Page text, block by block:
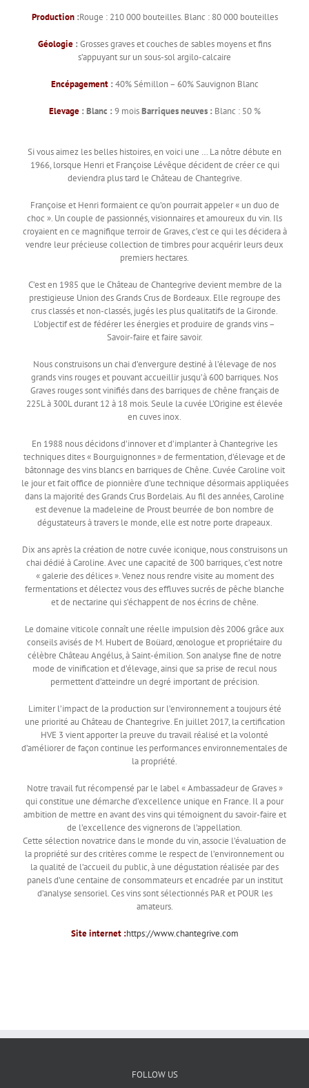
Production:Rouge : 210 000 bouteilles. Blanc : 80 000 bouteilles
Géologie : Grosses graves et couches de sables moyens et fins
s’appuyant sur un sous-sol argilo-calcaire
Encépagement: 40% Sémillon – 60% Sauvignon Blanc
Elevage: Blanc : 9 moisBarriques neuves : Blanc : 50 %
Si vous aimez les belles histoires, en voici une … La nôtre débute en
1966, lorsque Henri et Françoise Lévêque décident de créer ce qui
deviendra plus tard le Château de Chantegrive.
Françoise et Henri formaient ce qu’on pourrait appeler « un duo de
choc ». Un couple de passionnés, visionnaires et amoureux du vin. Ils
croyaient en ce magnifique terroir de Graves, c’est ce qui les décidera à
vendre leur précieuse collection de timbres pour acquérir leurs deux
premiers hectares.
C’est en 1985 que le Château de Chantegrive devient membre de la
prestigieuse Union des Grands Crus de Bordeaux. Elle regroupe des
crus classés et non-classés, jugés les plus qualitatifs de la Gironde.
L’objectif est de fédérer les énergies et produire de grands vins –
Savoir-faire et faire savoir.
Nous construisons un chai d’envergure destiné à l’élevage de nos
grands vins rouges et pouvant accueillir jusqu’à 600 barriques. Nos
Graves rouges sont vinifiés dans des barriques de chêne français de
225L à 300L durant 12 à 18 mois. Seule la cuvée L’Origine est élevée
en cuves inox.
En 1988 nous décidons d’innover et d’implanter à Chantegrive les
techniques dites « Bourguignonnes » de fermentation, d’élevage et de
bâtonnage des vins blancs en barriques de Chêne. Cuvée Caroline voit
le jour et fait office de pionnière d’une technique désormais appliquées
dans la majorité des Grands Crus Bordelais. Au fil des années, Caroline
est devenue la madeleine de Proust beurrée de bon nombre de
dégustateurs à travers le monde, elle est notre porte drapeaux.
Dix ans après la création de notre cuvée iconique, nous construisons un
chai dédié à Caroline. Avec une capacité de 300 barriques, c’est notre
« galerie des délices ». Venez nous rendre visite au moment des
fermentations et délectez vous des effluves sucrés de pêche blanche
et de nectarine qui s’échappent de nos écrins de chêne.
Le domaine viticole connaît une réelle impulsion dès 2006 grâce aux
conseils avisés de M. Hubert de Boüard, œnologue et propriétaire du
célèbre Château Angélus, à Saint-émilion. Son analyse fine de notre
mode de vinification et d’élevage, ainsi que sa prise de recul nous
permettent d’atteindre un degré important de précision.
Limiter l’impact de la production sur l’environnement a toujours été
une priorité au Château de Chantegrive. En juillet 2017, la certification
HVE 3 vient apporter la preuve du travail réalisé et la volonté
d’améliorer de façon continue les performances environnementales de
la propriété.
Notre travail fut récompensé par le label « Ambassadeur de Graves »
qui constitue une démarche d’excellence unique en France. Il a pour
ambition de mettre en avant des vins qui témoignent du savoir-faire et
de l’excellence des vignerons de l’appellation.
Cette sélection novatrice dans le monde du vin, associe l’évaluation de
la propriété sur des critères comme le respect de l’environnement ou
la qualité de l’accueil du public, à une dégustation réalisée par des
panels d’une centaine de consommateurs et encadrée par un institut
d’analyse sensoriel. Ces vins sont sélectionnés PAR et POUR les
amateurs.
Site internet :https://www.chantegrive.com
FOLLOW US